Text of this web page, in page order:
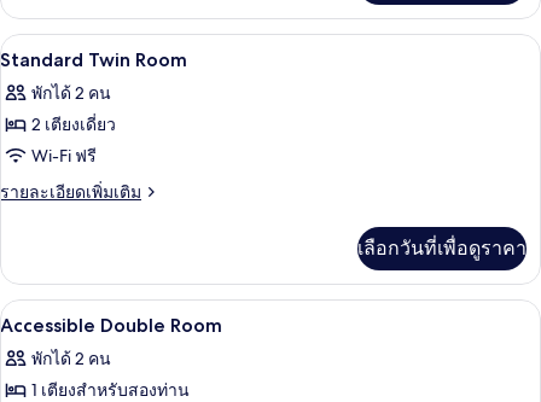
เกี่ยว
กับ
Standard
Room
เปิด
ภาพถ่าย
ทั้งหมด
ของ
Standard
ห้องเก็บเสียง, เปล/เตียงเด็กอ่อน (ฟรี),
11
Standard Twin Room
พักได้ 2 คน
2 เตียงเดี่ยว
Wi-Fi ฟรี
รายละเอียดเพิ่มเติม
ราย
เกี่ยว
กับ
Standard
Room
เลือกวันที่เพื่อดูราคา
เปิด
ภาพถ่าย
ทั้งหมด
ห้องเก็บเสียง, เปล/เตียงเด็กอ่อน (ฟรี),
7
Accessible Double Room
พักได้ 2 คน
1 เตียงสำหรับสองท่าน